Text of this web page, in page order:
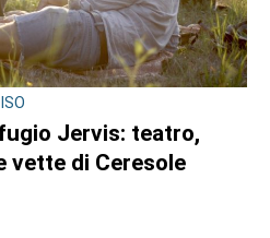
Nicco: “Onorare gli
in ogni parte del